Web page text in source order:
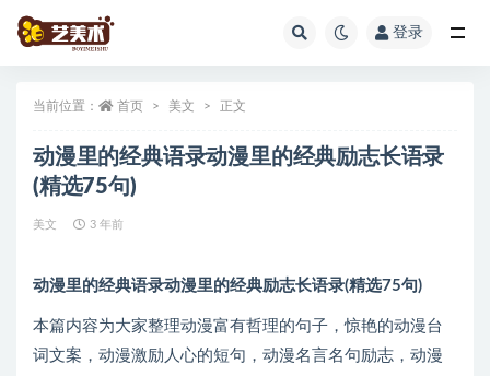
登录
当前位置： 首页 美文 正文
动漫里的经典语录动漫里的经典励志长语录
(精选75句)
美文 3 年前
动漫里的经典语录动漫里的经典励志长语录(精选75句)
本篇内容为大家整理动漫富有哲理的句子，惊艳的动漫台
词文案，动漫激励人心的短句，动漫名言名句励志，动漫